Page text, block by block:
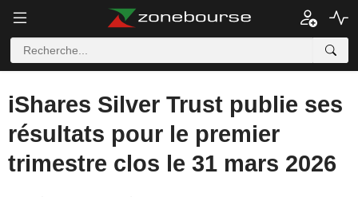
iShares Silver Trust publie ses
résultats pour le premier
trimestre clos le 31 mars 2026